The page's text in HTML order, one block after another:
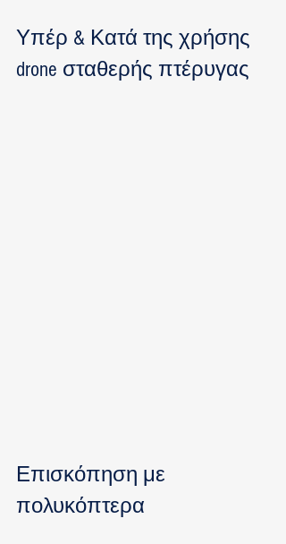
Υπέρ & Κατά της χρήσης
drone σταθερής πτέρυγας
Επισκόπηση με
πολυκόπτερα